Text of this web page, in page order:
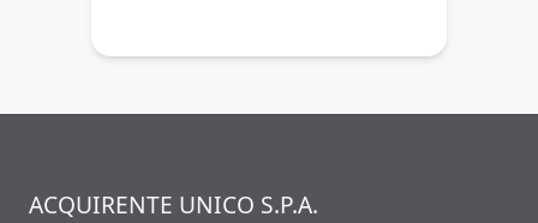
ACQUIRENTE UNICO S.P.A.